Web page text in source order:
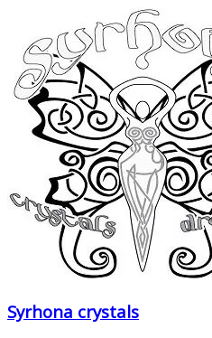
naar
inhoud
Syrhona crystals